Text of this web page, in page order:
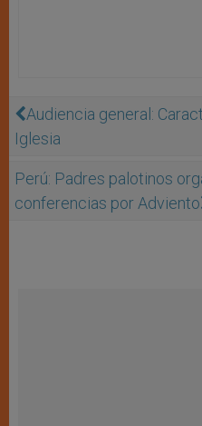
Audiencia general:
Iglesia
Perú: Padres palotinos
conferencias por Adviento